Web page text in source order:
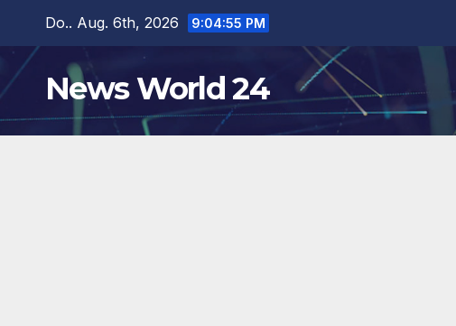
springen
Do.. Aug. 6th, 2026 9:04:56 PM
News World 24